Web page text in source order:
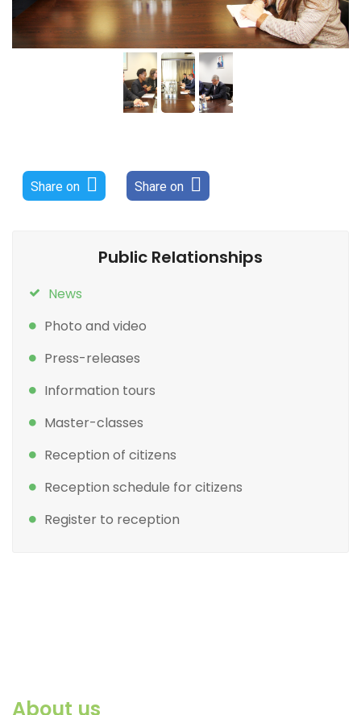
Share on Share on
Public Relationships
News
Photo and video
Press-releases
Information tours
Master-classes
Reception of citizens
Reception schedule for citizens
Register to reception
About us